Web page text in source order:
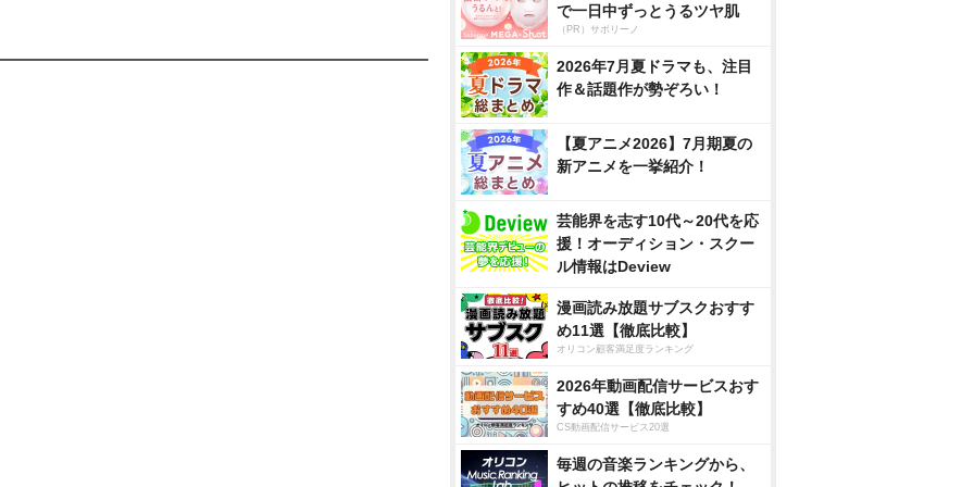
で一日中ずっとうるツヤ肌
（PR）サボリーノ
2026年7月夏ドラマも、注目
作＆話題作が勢ぞろい！
【夏アニメ2026】7月期夏の
新アニメを一挙紹介！
芸能界を志す10代～20代を応
援！オーディション・スクー
ル情報はDeview
漫画読み放題サブスクおすす
め11選【徹底比較】
オリコン顧客満足度ランキング
2026年動画配信サービスおす
すめ40選【徹底比較】
CS動画配信サービス20選
毎週の音楽ランキングから、